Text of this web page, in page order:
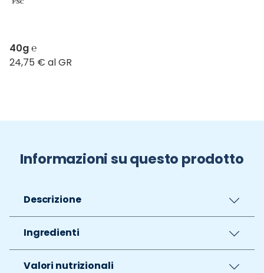
40g ℮
24,75 € al GR
Informazioni su questo prodotto
Descrizione
Ingredienti
Valori nutrizionali